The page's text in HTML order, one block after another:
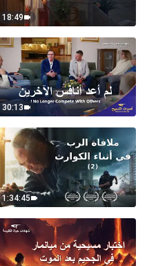
18:49
30:13
1:34:45